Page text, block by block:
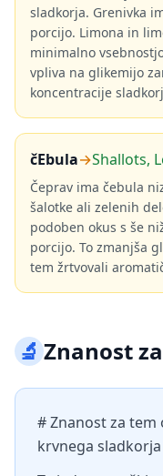
sladkorja. Grenivka
porcijo. Limona in
minimalno
vpliva na glikemijo
koncentracije
čEbula→Shallots,
Čeprav ima čebula
šalotke ali zelenih
podoben okus s še
porcijo. To zmanjša
tem žrtvovali
🔬Znanost
# Znanost za
krvnega sladkorja